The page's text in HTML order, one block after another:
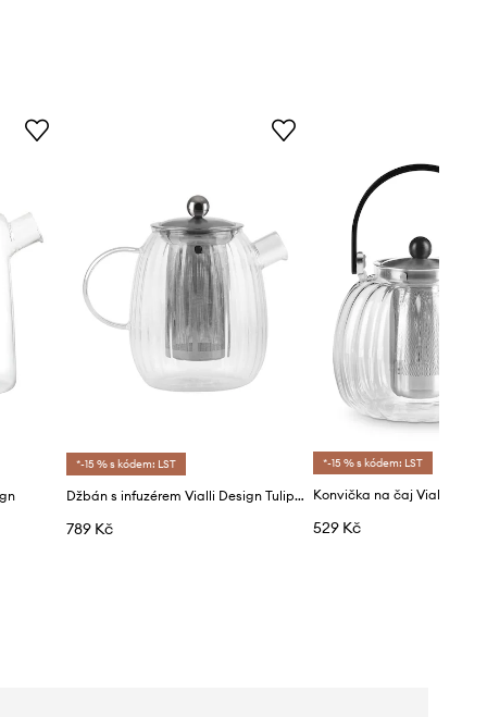
*-15 % s kódem: LST
Džbán s infuzérem Vialli Design Tulip 1 l
789 Kč
*-15 % s kódem: LST
529 Kč